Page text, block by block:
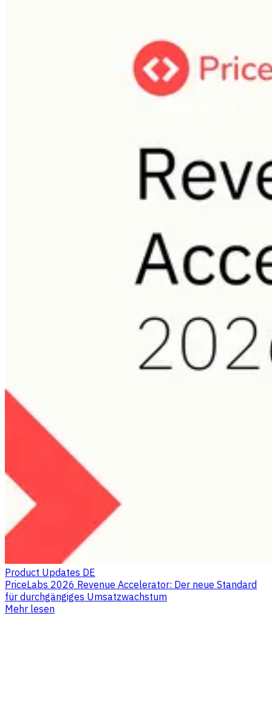
Product Updates DE
PriceLabs 2026 Revenue Accelerator: Der neue Standard
für durchgängiges Umsatzwachstum
Mehr lesen